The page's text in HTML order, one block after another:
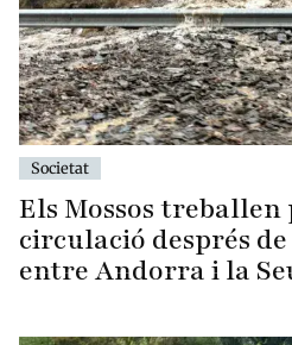
Societat
Els Mossos
circulació després
entre Andorra i la